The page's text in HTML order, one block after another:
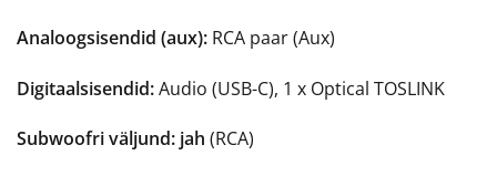
Analoogsisendid (aux): RCA paar (Aux)
Digitaalsisendid:Audio (USB-C), 1 x Optical TOSLINK
Subwoofri väljund: jah (RCA)